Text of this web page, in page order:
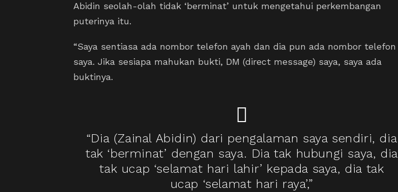
Abidin seolah-olah tidak ‘berminat’ untuk mengetahui perkembangan
puterinya itu.
“Saya sentiasa ada nombor telefon ayah dan dia pun ada nombor telefon
saya. Jika sesiapa mahukan bukti, DM (direct message) saya, saya ada
buktinya.
“Dia (Zainal Abidin) dari pengalaman saya sendiri, dia
tak ‘berminat’ dengan saya. Dia tak hubungi saya, dia
tak ucap ‘selamat hari lahir’ kepada saya, dia tak
ucap ‘selamat hari raya’,”